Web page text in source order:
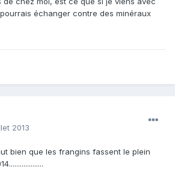
échanger contre des minéraux
2013
bien que les frangins fassent le plein